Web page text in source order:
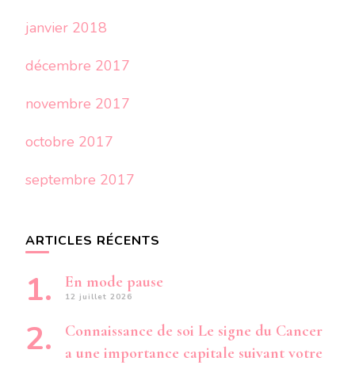
janvier 2018
décembre 2017
novembre 2017
octobre 2017
septembre 2017
ARTICLES RÉCENTS
En mode pause
12 juillet 2026
Connaissance de soi Le signe du Cancer
a une importance capitale suivant votre